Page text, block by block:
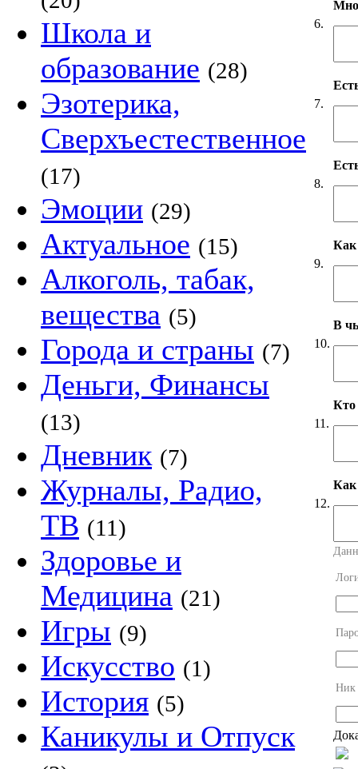
Школа и
образование (28)
Эзотерика,
Сверхъестественное
(17)
Эмоции (29)
Актуальное (15)
Алкоголь, табак,
вещества (5)
Города и страны (7)
Деньги, Финансы
(13)
Дневник (7)
Журналы, Радио,
ТВ (11)
Здоровье и
Медицина (21)
Игры (9)
Искусство (1)
История (5)
Каникулы и Отпуск
6.
7.
8.
9.
Как
10.
В
11.
Кто
12.
Как
Ник